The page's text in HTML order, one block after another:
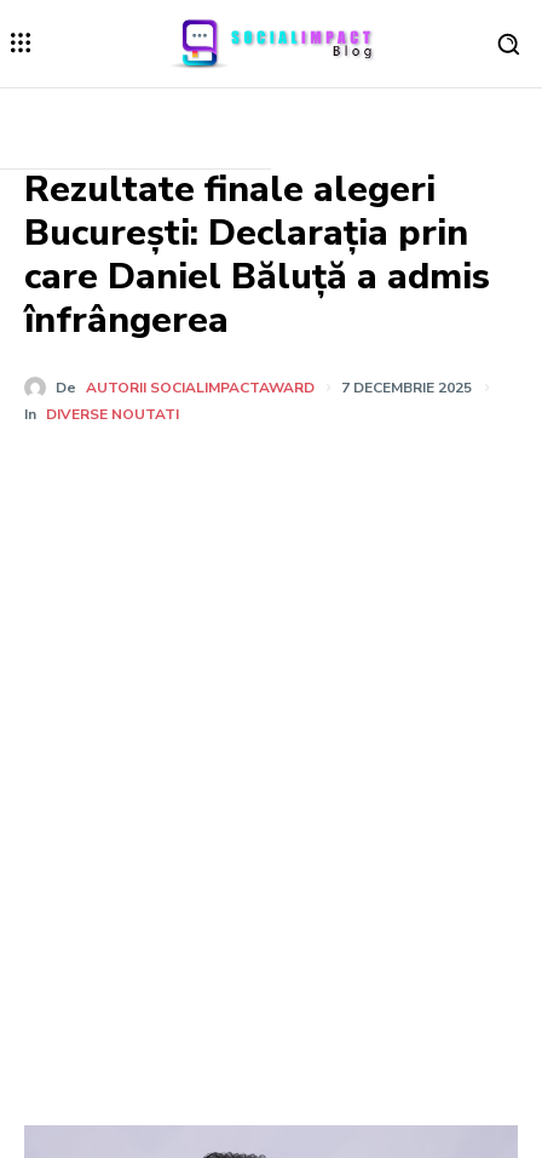
Rezultate finale alegeri
București: Declarația prin
care Daniel Băluță a admis
înfrângerea
De AUTORII SOCIALIMPACTAWARD
7 DECEMBRIE 2025
In DIVERSE NOUTATI